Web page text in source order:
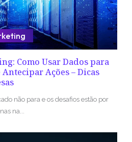
Como Usar Dados para
Ações – Dicas
não para e os desafios estão por
na...